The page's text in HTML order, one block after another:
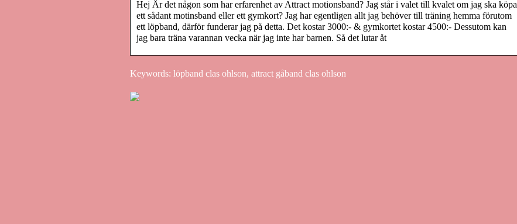
Hej Är det någon som har erfarenhet av Attract motionsband? Jag står i valet till kvalet om jag ska köpa
ett sådant motinsband eller ett gymkort? Jag har egentligen allt jag behöver till träning hemma förutom
ett löpband, därför funderar jag på detta. Det kostar 3000:- & gymkortet kostar 4500:- Dessutom kan
jag bara träna varannan vecka när jag inte har barnen. Så det lutar åt
Keywords: löpband clas ohlson, attract gåband clas ohlson